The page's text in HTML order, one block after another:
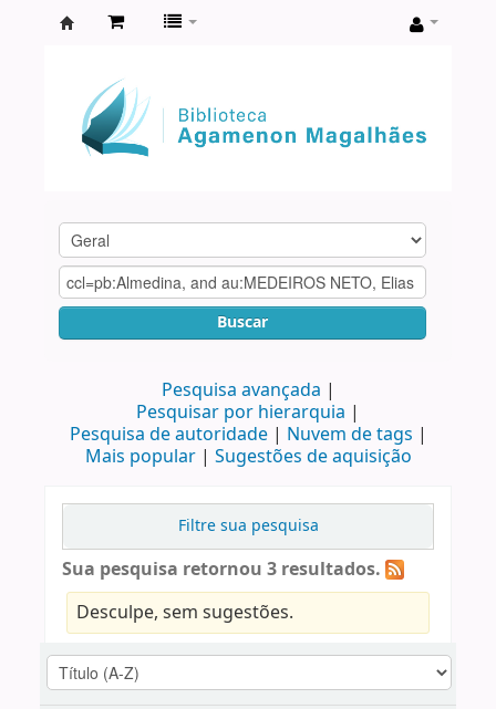
Agamenon
Magalhães
Buscar
Pesquisa avançada
Pesquisar por hierarquia
Pesquisa de autoridade
Nuvem de tags
Mais popular
Sugestões de aquisição
Filtre sua pesquisa
Sua pesquisa retornou 3 resultados.
Desculpe, sem sugestões.